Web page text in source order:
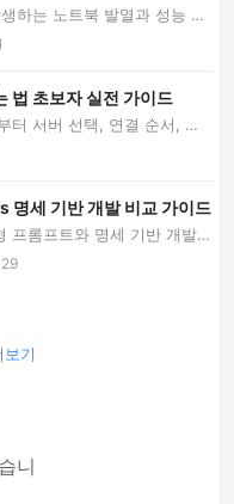
하는 노트북 발열과 성능 저
로컬 모델 ...
법 초보자 실전 가이드
터 서버 선택, 연결 순서, 권
결 FAQ까지 초보자...
명세 기반 개발 비교 가이드
프롬프트와 명세 기반 개발의
차이를 비교...
니
보기